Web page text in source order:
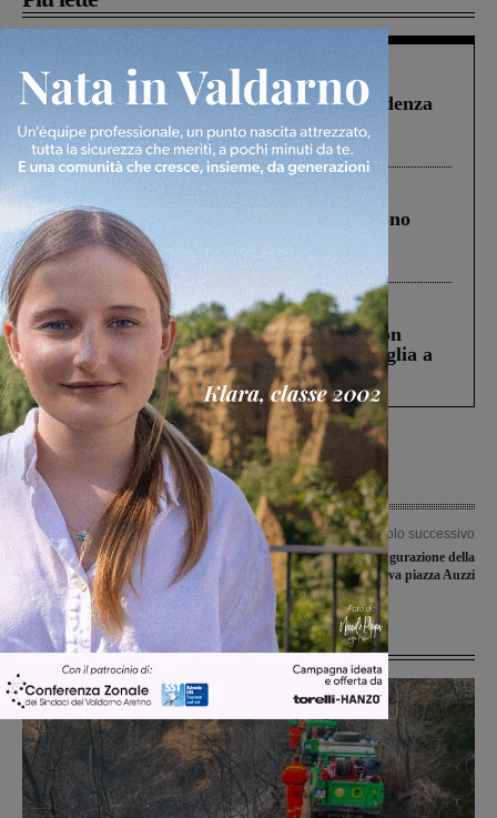
Figline Incisa Valdarno 1 Agosto 2026
Piscina di Figline finanziata oltre la scadenza
Pnrr, il gruppo di Fratelli d’Italia: “Un
ringraziamento al Governo”
Cronaca 4 Agosto 2026
Un anno fa la strage in A1 in cui morirono
Gianni, Giulia e Franco. Lo schianto, il
processo, lo stop ai sorpassi fra tir....
Cronaca 3 Agosto 2026
Scomparso da una struttura di Castiglion
Fiorentino l’uomo che aveva ucciso la figlia a
Levane nel 2020
Articolo precedente
“Luci, suoni e sapori del Natale”: al
via le feste natalizie
Articolo successivo
Il 18 dicembre inaugurazione della
nuova piazza Auzzi
Ultime Notizie